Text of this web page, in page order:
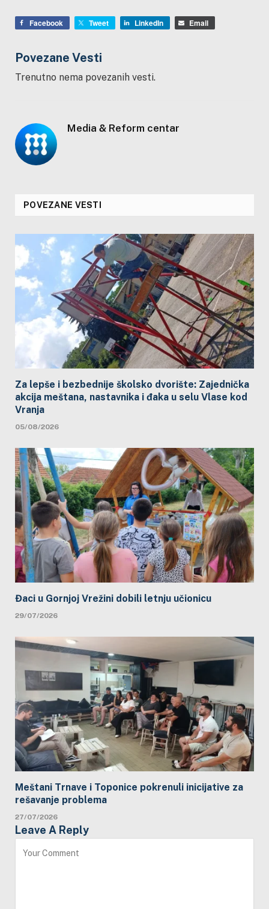
Facebook Tweet LinkedIn Email
Povezane Vesti
Trenutno nema povezanih vesti.
Media & Reform centar
POVEZANE VESTI
Za lepše i bezbednije školsko dvorište: Zajednička
akcija meštana, nastavnika i đaka u selu Vlase kod
Vranja
05/08/2026
Đaci u Gornjoj Vrežini dobili letnju učionicu
29/07/2026
Meštani Trnave i Toponice pokrenuli inicijative za
rešavanje problema
27/07/2026
Leave A Reply